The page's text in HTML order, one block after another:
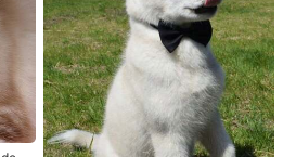
Ver más
1 día
686 Recompra